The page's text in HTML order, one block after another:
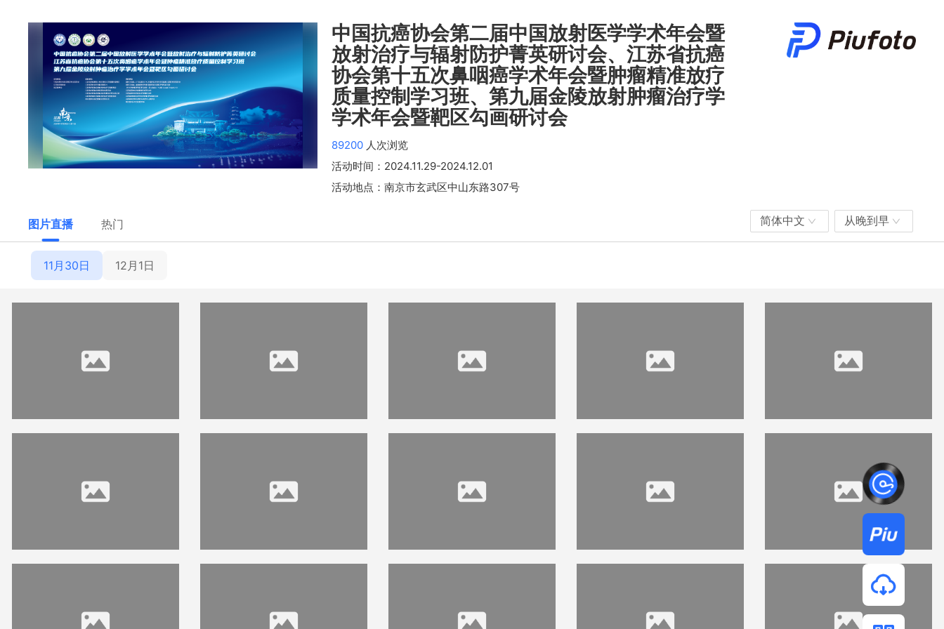
中国抗癌协会第二届中国放射医学学术年会暨
放射治疗与辐射防护菁英研讨会、江苏省抗癌
协会第十五次鼻咽癌学术年会暨肿瘤精准放疗
质量控制学习班、第九届金陵放射肿瘤治疗学
学术年会暨靶区勾画研讨会
89200 人次浏览
活动时间： 2024.11.29-2024.12.01
活动地点：南京市玄武区中山东路307号
图片直播 热门 简体中文 从晚到早
11月30日 12月1日